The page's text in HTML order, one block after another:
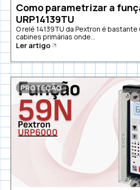
Como parametrizar a
URP14139TU
O relé 14139TU da Pextron é
cabines primárias onde...
Ler artigo
PROTEÇÃO